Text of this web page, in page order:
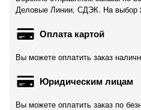
Деловые Линии, СДЭК. На выбор
Оплата картой
Вы можете оплатить заказ
Юридическим лицам
Вы можете оплатить заказ по